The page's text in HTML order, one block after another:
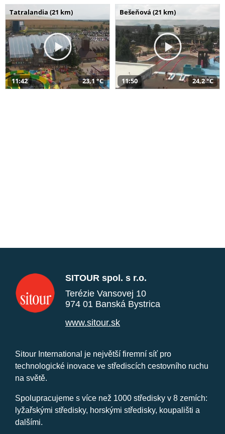
Tatralandia (21 km)
11:42 23,1 °C
Bešeňová (21 km)
11:50 24,2 °C
SITOUR spol. s r.o.
Terézie Vansovej 10
974 01 Banská Bystrica
www.sitour.sk
Sitour International je největší firemní síť pro
technologické inovace ve střediscích cestovního ruchu
na světě.
Spolupracujeme s více než 1000 středisky v 8 zemích:
lyžařskými středisky, horskými středisky, koupališti a
dalšími.